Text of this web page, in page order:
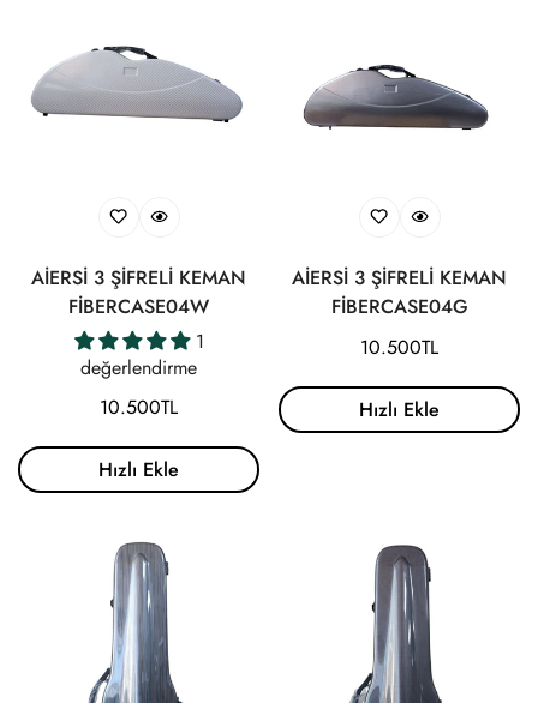
AİERSİ 3 ŞİFRELİ KEMAN
FİBERCASE04W
1
değerlendirme
Normal
10.500TL
Hızlı Ekle
AİERSİ 3 ŞİFRELİ KEMAN
FİBERCASE04G
Normal
10.500TL
Hızlı Ekle